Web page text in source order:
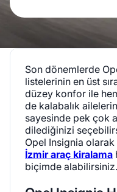
Son dönemlerde
listelerinin en üst
düzey konfor ile
de kalabalık
sayesinde pek çok
dilediğinizi
Opel Insignia
İzmir araç kiralama
biçimde alabilirsiniz.